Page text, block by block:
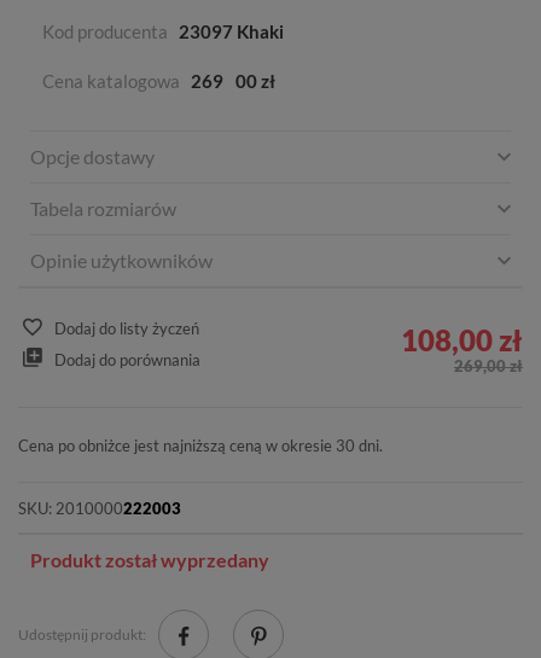
Kod producenta 23097 Khaki
Cena katalogowa 269 00 zł
Opcje dostawy
Tabela rozmiarów
Opinie użytkowników
Dodaj do listy życzeń
Dodaj do porównania
108,00 zł
269,00 zł
Cena po obniżce jest najniższą ceną w okresie 30 dni.
SKU: 2010000222003
Produkt został wyprzedany
Udostępnij produkt: